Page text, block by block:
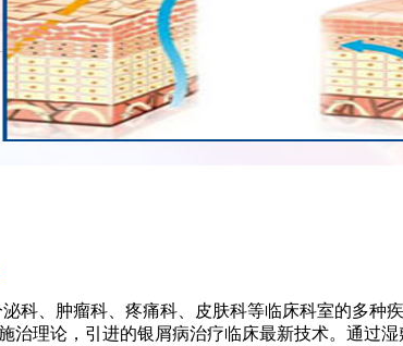
、肿瘤科、疼痛科、皮肤科等临床科室的多种
理论，引进的银屑病治疗临床最新技术。通过